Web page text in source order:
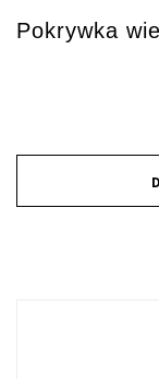
Pokrywka